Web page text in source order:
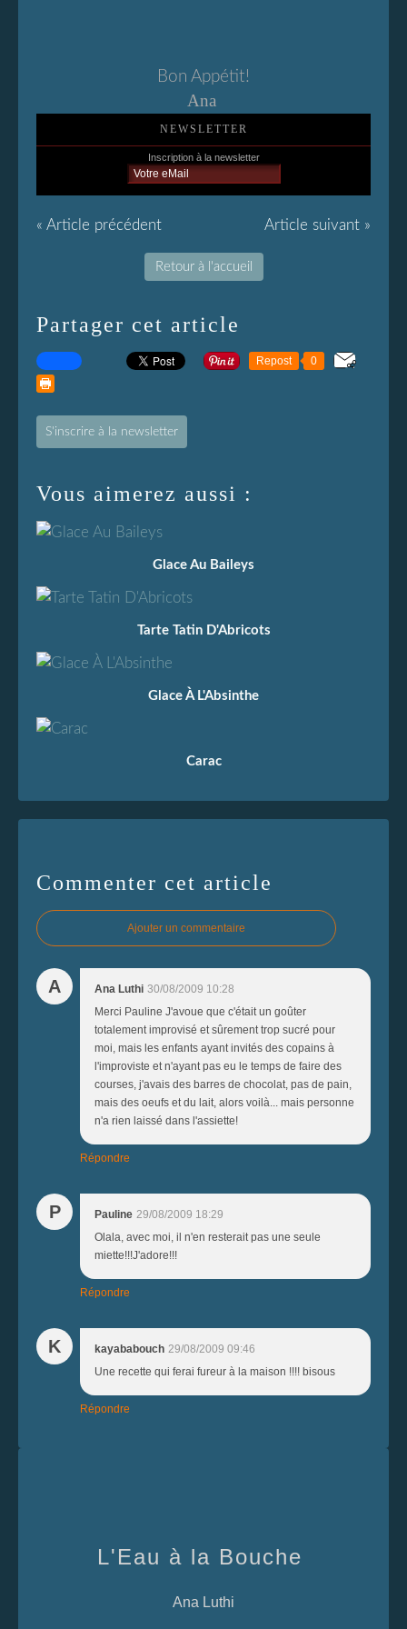
Bon Appétit!
Ana
NEWSLETTER
Inscription à la newsletter
« Article précédent Article suivant »
Retour à l'accueil
Partager cet article
Repost 0
S'inscrire à la newsletter
Vous aimerez aussi :
Glace Au Baileys
Tarte Tatin D'Abricots
Glace À L'Absinthe
Carac
Commenter cet article
Ajouter un commentaire
A Ana Luthi 30/08/2009 10:28
Merci Pauline J'avoue que c'était un goûter
totalement improvisé et sûrement trop sucré pour
moi, mais les enfants ayant invités des copains à
l'improviste et n'ayant pas eu le temps de faire des
courses, j'avais des barres de chocolat, pas de pain,
mais des oeufs et du lait, alors voilà... mais personne
n'a rien laissé dans l'assiette!
Répondre
P Pauline 29/08/2009 18:29
Olala, avec moi, il n'en resterait pas une seule
miette!!!J'adore!!!
Répondre
K kayababouch 29/08/2009 09:46
Une recette qui ferai fureur à la maison !!!! bisous
Répondre
L'Eau à la Bouche
Ana Luthi